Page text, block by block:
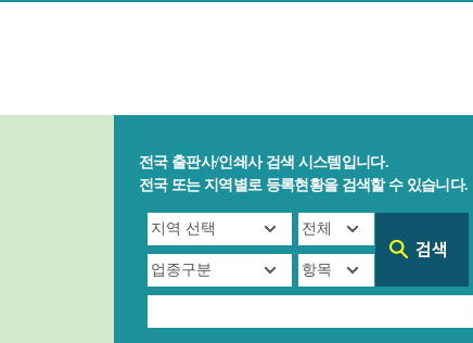
전국 출판사/인쇄사 검색 시스템입니다.
전국 또는 지역별로 등록현황을 검색할 수 있습니다.